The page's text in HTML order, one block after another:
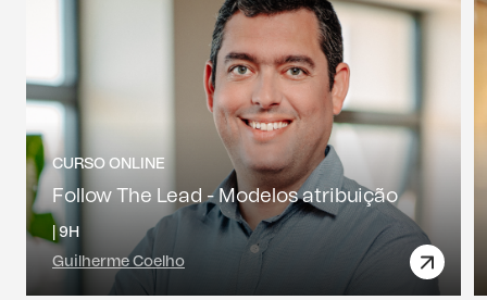
CURSO ONLINE
Follow The Lead - Modelos atribuição
|9H
Guilherme Coelho